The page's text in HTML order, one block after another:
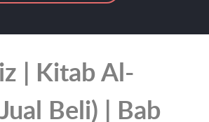
| Kitab Al-
Beli) | Bab